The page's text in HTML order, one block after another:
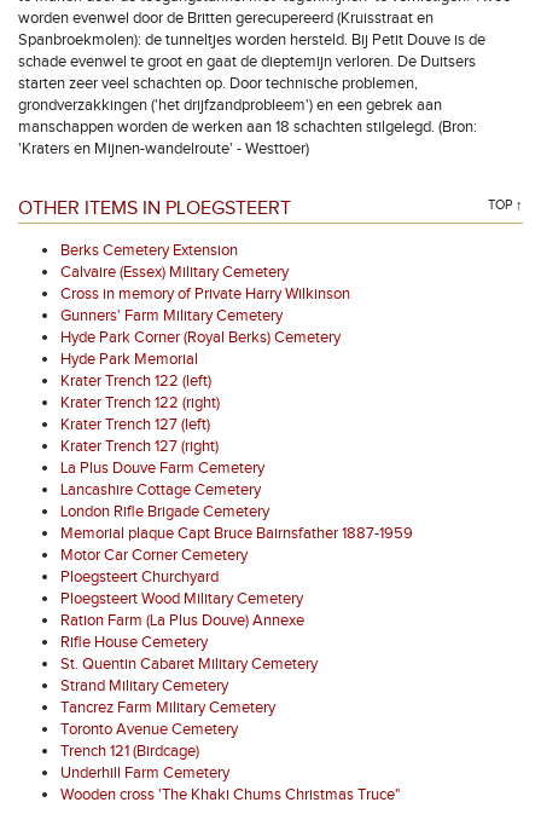
worden evenwel door de Britten gerecupereerd (Kruisstraat en
Spanbroekmolen): de tunneltjes worden hersteld. Bij Petit Douve is de
schade evenwel te groot en gaat de dieptemijn verloren. De Duitsers
starten zeer veel schachten op. Door technische problemen,
grondverzakkingen ('het drijfzandprobleem') en een gebrek aan
manschappen worden de werken aan 18 schachten stilgelegd. (Bron:
'Kraters en Mijnen-wandelroute' - Westtoer)
OTHER ITEMS IN PLOEGSTEERT TOP ↑
Berks Cemetery Extension
Calvaire (Essex) Military Cemetery
Cross in memory of Private Harry Wilkinson
Gunners' Farm Military Cemetery
Hyde Park Corner (Royal Berks) Cemetery
Hyde Park Memorial
Krater Trench 122 (left)
Krater Trench 122 (right)
Krater Trench 127 (left)
Krater Trench 127 (right)
La Plus Douve Farm Cemetery
Lancashire Cottage Cemetery
London Rifle Brigade Cemetery
Memorial plaque Capt Bruce Bairnsfather 1887-1959
Motor Car Corner Cemetery
Ploegsteert Churchyard
Ploegsteert Wood Military Cemetery
Ration Farm (La Plus Douve) Annexe
Rifle House Cemetery
St. Quentin Cabaret Military Cemetery
Strand Military Cemetery
Tancrez Farm Military Cemetery
Toronto Avenue Cemetery
Trench 121 (Birdcage)
Underhill Farm Cemetery
Wooden cross 'The Khaki Chums Christmas Truce"